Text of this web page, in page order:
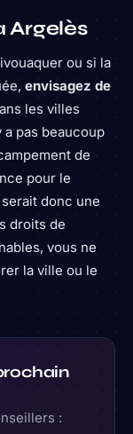
Argelès
ou si la
envisagez de
les villes
pas beaucoup
de
pour le
donc une
droits de
vous ne
la ville ou le
: